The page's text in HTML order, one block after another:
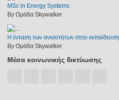
MSc in Energy Systems
By Ομάδα Skywalker
Η ένταση των ανισοτήτων στην εκπαίδευση
By Ομάδα Skywalker
Μέσα κοινωνικής δικτύωσης